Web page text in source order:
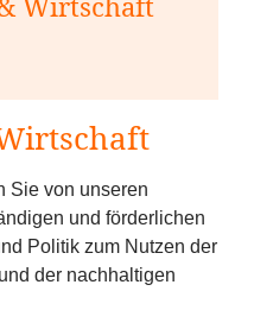
Sie von unseren
und förderlichen
Politik zum Nutzen der
der nachhaltigen